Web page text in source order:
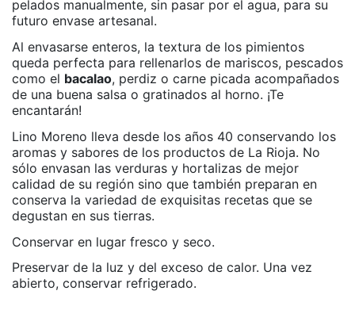
pelados manualmente, sin pasar por el agua, para su
futuro envase artesanal.
Al envasarse enteros, la textura de los pimientos
queda perfecta para rellenarlos de mariscos, pescados
como el bacalao, perdiz o carne picada acompañados
de una buena salsa o gratinados al horno. ¡Te
encantarán!
Lino Moreno lleva desde los años 40 conservando los
aromas y sabores de los productos de La Rioja. No
sólo envasan las verduras y hortalizas de mejor
calidad de su región sino que también preparan en
conserva la variedad de exquisitas recetas que se
degustan en sus tierras.
Conservar en lugar fresco y seco.
Preservar de la luz y del exceso de calor. Una vez
abierto, conservar refrigerado.